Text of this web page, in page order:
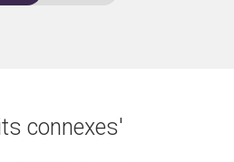
connexes'